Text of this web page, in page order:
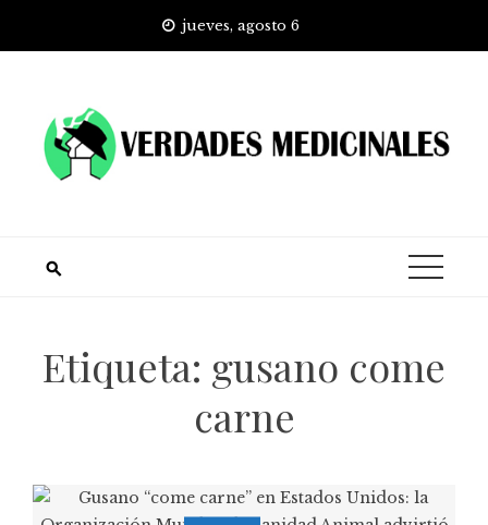
jueves, agosto 6
Etiqueta: gusano come
carne